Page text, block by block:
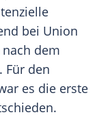
bei Union
dem
Für den
es die erste